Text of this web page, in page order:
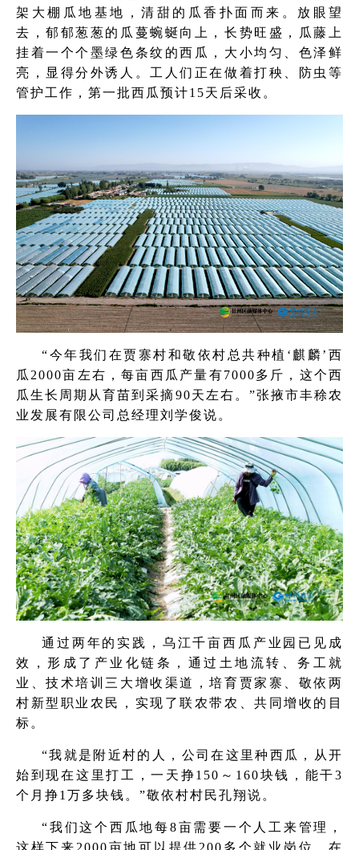
架大棚瓜地基地，清甜的瓜香扑面而来。放眼望
去，郁郁葱葱的瓜蔓蜿蜒向上，长势旺盛，瓜藤上
挂着一个个墨绿色条纹的西瓜，大小均匀、色泽鲜
亮，显得分外诱人。工人们正在做着打秧、防虫等
管护工作，第一批西瓜 预计15天后采收。
“今年我们在贾寨村和敬依村总共种植‘麒麟’西
瓜2000亩左右，每亩西瓜产量有7000多斤，这个西
瓜生长周期从育苗到采摘90天左右。”张掖市丰稌农
业发展有限公司总经理刘学俊说。
通过两年的实践，乌江千亩西瓜产业园已见成
效，形成了产业化链条，通过土地流转、务工就
业、技术培训三大增收渠道，培育贾家寨、敬依两
村新型职业农民，实现了联农带农、共同增收的目
标。
“我就是附近村的人，公司在这里种西瓜，从开
始到现在这里打工，一天挣150～160块钱，能干3
个月挣1万多块钱。”敬依村村民孔翔说。
“我们这个西瓜地每8亩需要一个人工来管理，